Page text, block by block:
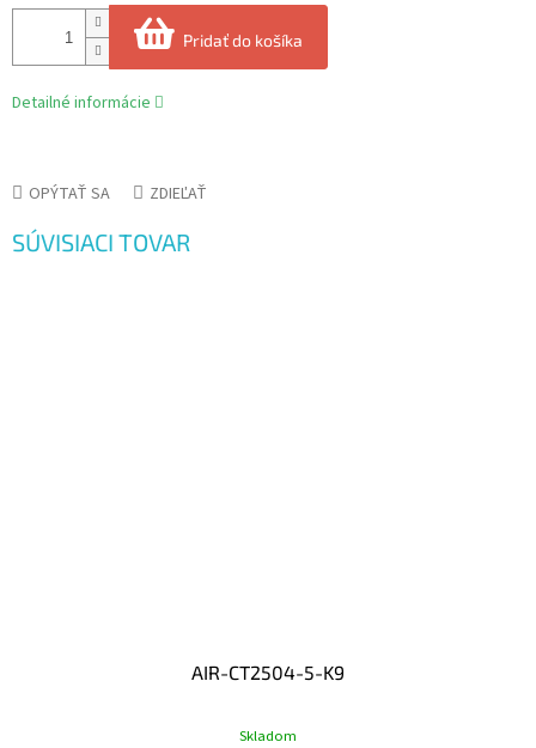
Pridať do košíka
Detailné informácie
OPÝTAŤ SA ZDIEĽAŤ
SÚVISIACI TOVAR
AIR-CT2504-5-K9
Skladom